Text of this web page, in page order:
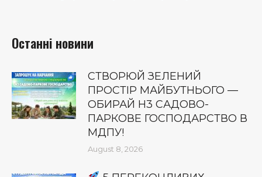
Останні новини
СТВОРЮЙ ЗЕЛЕНИЙ
ПРОСТІР МАЙБУТНЬОГО —
ОБИРАЙ Н3 САДОВО-
ПАРКОВЕ ГОСПОДАРСТВО В
МДПУ!
August 8, 2026